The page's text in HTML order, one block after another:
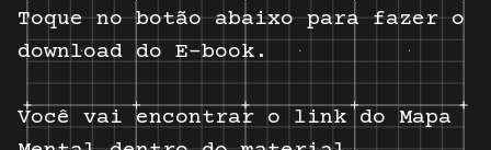
Toque no botão abaixo para fazer o
download do E-book.
Você vai encontrar o link do Mapa